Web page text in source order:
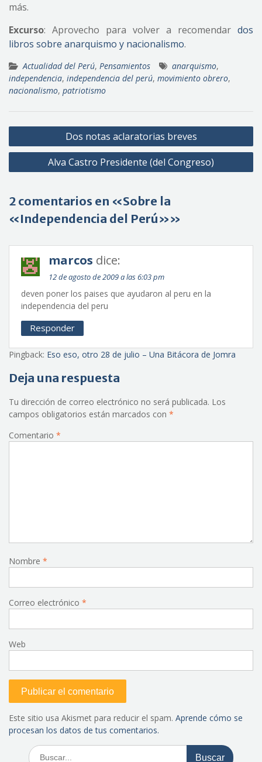
más.
Excurso: Aprovecho para volver a recomendar dos
libros sobre anarquismo y nacionalismo.
Actualidad del Perú, Pensamientos anarquismo,
independencia, independencia del perú, movimiento obrero,
nacionalismo, patriotismo
Navegación
de
entradas
Dos notas aclaratorias breves
Alva Castro Presidente (del Congreso)
2 comentarios en «Sobre la
«Independencia del Perú»»
marcos dice:
12 de agosto de 2009 a las 6:03 pm
deven poner los paises que ayudaron al peru en la
independencia del peru
Responder
Pingback: Eso eso, otro 28 de julio – Una Bitácora de Jomra
Deja una respuesta
Tu dirección de correo electrónico no será publicada. Los
campos obligatorios están marcados con *
Comentario *
Nombre *
Correo electrónico *
Web
Este sitio usa Akismet para reducir el spam. Aprende cómo se
procesan los datos de tus comentarios.
Buscar: